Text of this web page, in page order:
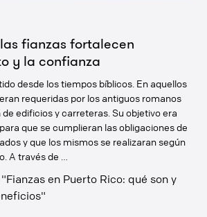
fianzas fortalecen
y la confianza
desde los tiempos bíblicos. En aquellos
requeridas por los antiguos romanos
edificios y carreteras. Su objetivo era
que se cumplieran las obligaciones de
y que los mismos se realizaran según
A través de …
"Fianzas en Puerto Rico: qué son y